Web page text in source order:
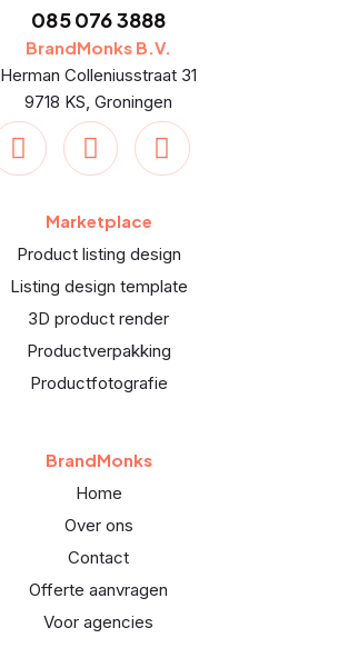
085 076 3888
BrandMonks B.V.
Herman Colleniusstraat 31
9718 KS, Groningen
Marketplace
Product listing design
Listing design template
3D product render
Productverpakking
Productfotografie
BrandMonks
Home
Over ons
Contact
Offerte aanvragen
Voor agencies